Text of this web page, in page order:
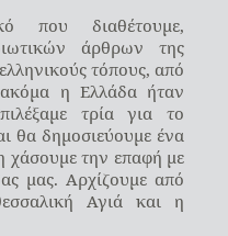
που διαθέτουμε,
άρθρων της
τόπους, από
η Ελλάδα ήταν
τρία για το
θα δημοσιεύουμε ένα
χάσουμε την επαφή με
μας. Αρχίζουμε από
Αγιά και η